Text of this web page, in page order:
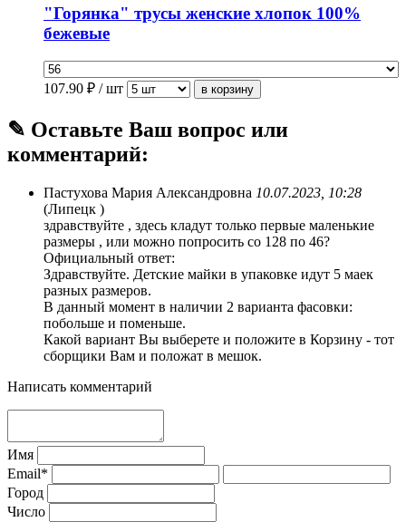
"Горянка" трусы женские хлопок 100%
бежевые
107.90 ₽ / шт
✎ Оставьте Ваш вопрос или
комментарий:
Пастухова Мария Александровна 10.07.2023, 10:28
(Липецк )
здравствуйте , здесь кладут только первые маленькие
размеры , или можно попросить со 128 по 46?
Официальный ответ:
Здравствуйте. Детские майки в упаковке идут 5 маек
разных размеров.
В данный момент в наличии 2 варианта фасовки:
побольше и поменьше.
Какой вариант Вы выберете и положите в Корзину - тот
сборщики Вам и положат в мешок.
Написать комментарий
Имя
Email*
Город
Число